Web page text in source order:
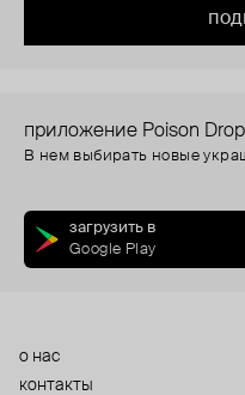
приложение Poison Drop
В нем выбирать новые
загрузить в
Google Play
о нас
контакты